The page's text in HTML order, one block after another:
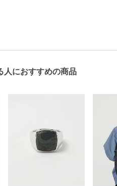
人におすすめの商品